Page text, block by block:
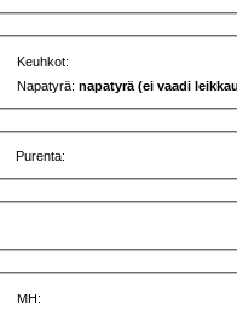
Keuhkot:
Napatyrä:napatyrä (ei vaadi
Purenta:
MH: